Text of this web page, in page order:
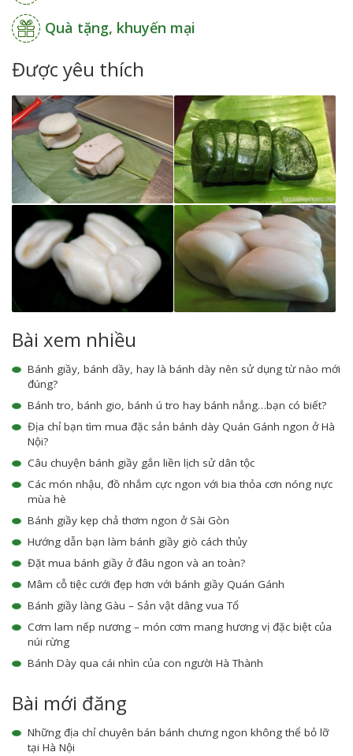
Quà tặng, khuyến mại
Được yêu thích
Bài xem nhiều
Bánh giầy, bánh dầy, hay là bánh dày nên sử dụng từ nào mới
đúng?
Bánh tro, bánh gio, bánh ú tro hay bánh nẳng…bạn có biết?
Địa chỉ bạn tìm mua đặc sản bánh dày Quán Gánh ngon ở Hà
Nội?
Câu chuyện bánh giầy gắn liền lịch sử dân tộc
Các món nhậu, đồ nhắm cực ngon với bia thỏa cơn nóng nực
mùa hè
Bánh giầy kẹp chả thơm ngon ở Sài Gòn
Hướng dẫn bạn làm bánh giầy giò cách thủy
Đặt mua bánh giầy ở đâu ngon và an toàn?
Mâm cỗ tiệc cưới đẹp hơn với bánh giầy Quán Gánh
Bánh giầy làng Gàu – Sản vật dâng vua Tổ
Cơm lam nếp nương – món cơm mang hương vị đặc biệt của
núi rừng
Bánh Dày qua cái nhìn của con người Hà Thành
Bài mới đăng
Những địa chỉ chuyên bán bánh chưng ngon không thể bỏ lỡ
tại Hà Nội